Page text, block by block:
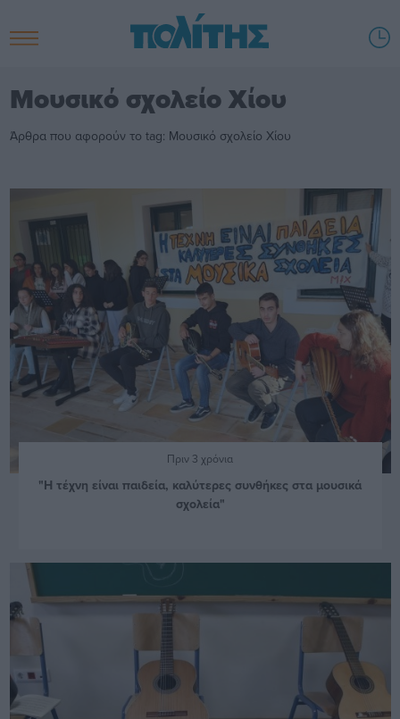
Μουσικό σχολείο Χίου
Άρθρα που αφορούν το tag: Μουσικό σχολείο Χίου
Πριν 3 χρόνια
"Η τέχνη είναι παιδεία, καλύτερες συνθήκες στα μουσικά
σχολεία"